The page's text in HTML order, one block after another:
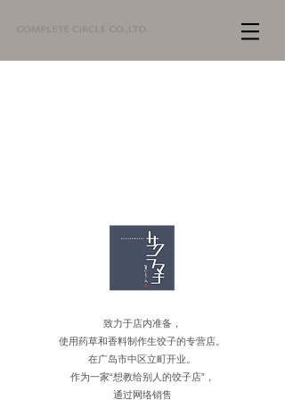
致力于店内准备，
使用药草和香料制作生饺子的专营店。
在广岛市中区立町开业。
作为一家“想教给别人的饺子店”，
通过网络销售